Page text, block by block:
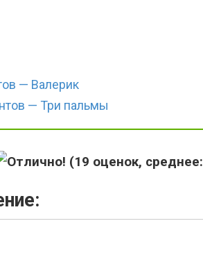
— Валерик
— Три пальмы
(19 оценок, среднее: